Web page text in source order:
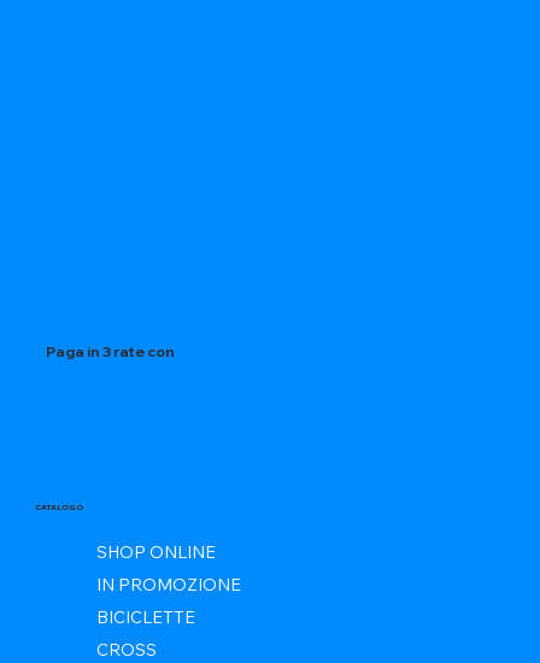
Paga in 3 rate con
CATALOGO
SHOP ONLINE
IN PROMOZIONE
BICICLETTE
CROSS